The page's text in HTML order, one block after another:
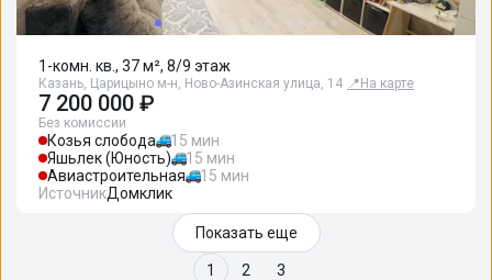
1-комн. кв., 37 м², 8/9 этаж
Казань, Царицыно м-н, Ново-Азинская улица, 14 📍 На карте
7 200 000 ₽
Без комиссии
Козья слобода
15 мин
Яшьлек (Юность)
15 мин
Авиастроительная
15 мин
ИсточникДомклик
Показать еще
1 2 3